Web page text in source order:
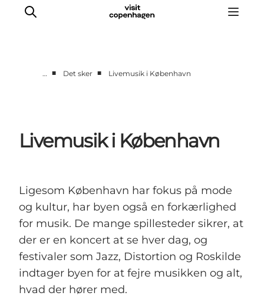
Spis & drik
Områder
CopenPay
Copenhagen Card
… ■ Det sker ■ Livemusik i København
Livemusik i København
Ligesom København har fokus på mode
og kultur, har byen også en forkærlighed
for musik. De mange spillesteder sikrer, at
der er en koncert at se hver dag, og
festivaler som Jazz, Distortion og Roskilde
indtager byen for at fejre musikken og alt,
hvad der hører med.